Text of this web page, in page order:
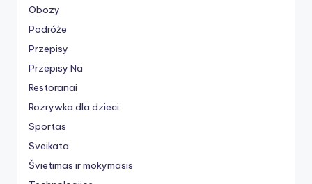
Obozy
Podróże
Przepisy
Przepisy Na
Restoranai
Rozrywka dla dzieci
Sportas
Sveikata
Švietimas ir mokymasis